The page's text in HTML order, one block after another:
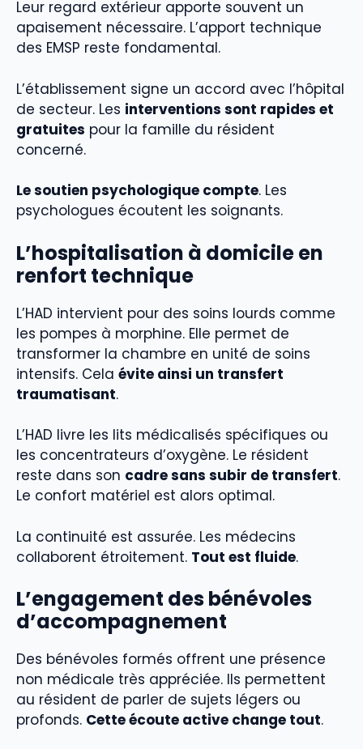
Leur regard extérieur apporte souvent un
apaisement nécessaire. L’apport technique
des EMSP reste fondamental.
L’établissement signe un accord avec l’hôpital
de secteur. Les interventions sont rapides et
gratuites pour la famille du résident
concerné.
Le soutien psychologique compte. Les
psychologues écoutent les soignants.
L’hospitalisation à domicile en
renfort technique
L’HAD intervient pour des soins lourds comme
les pompes à morphine. Elle permet de
transformer la chambre en unité de soins
intensifs. Cela évite ainsi un transfert
traumatisant.
L’HAD livre les lits médicalisés spécifiques ou
les concentrateurs d’oxygène. Le résident
reste dans son cadre sans subir de transfert.
Le confort matériel est alors optimal.
La continuité est assurée. Les médecins
collaborent étroitement. Tout est fluide.
L’engagement des bénévoles
d’accompagnement
Des bénévoles formés offrent une présence
non médicale très appréciée. Ils permettent
au résident de parler de sujets légers ou
profonds. Cette écoute active change tout.